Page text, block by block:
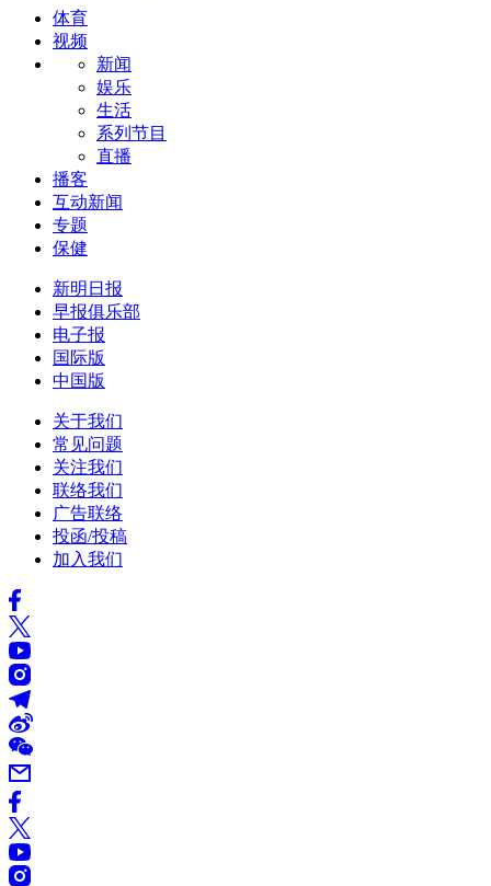
体育
视频
新闻
娱乐
生活
系列节目
直播
播客
互动新闻
专题
保健
新明日报
早报俱乐部
电子报
国际版
中国版
关于我们
常见问题
关注我们
联络我们
广告联络
投函/投稿
加入我们